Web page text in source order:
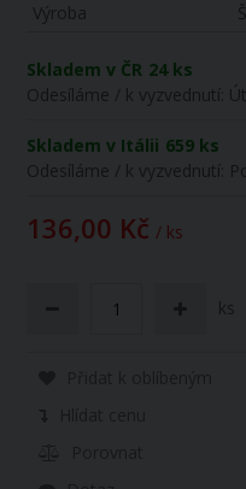
Výroba
Skladem v ČR 24 ks
Odesíláme / k vyzvednutí:
Skladem v Itálii 659 ks
Odesíláme / k vyzvednutí:
136,00 Kč / ks
ks